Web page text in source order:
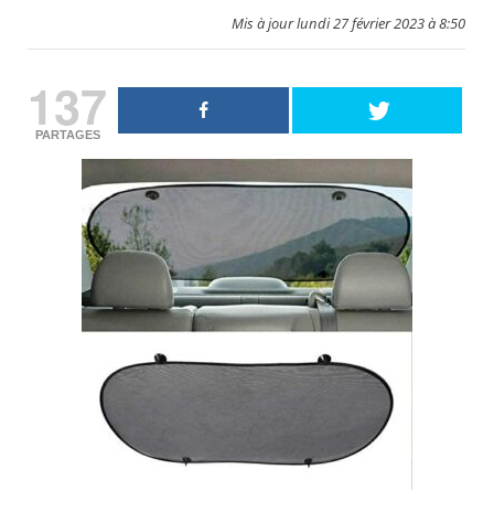
Mis à jour lundi 27 février 2023 à 8:50
137
PARTAGES